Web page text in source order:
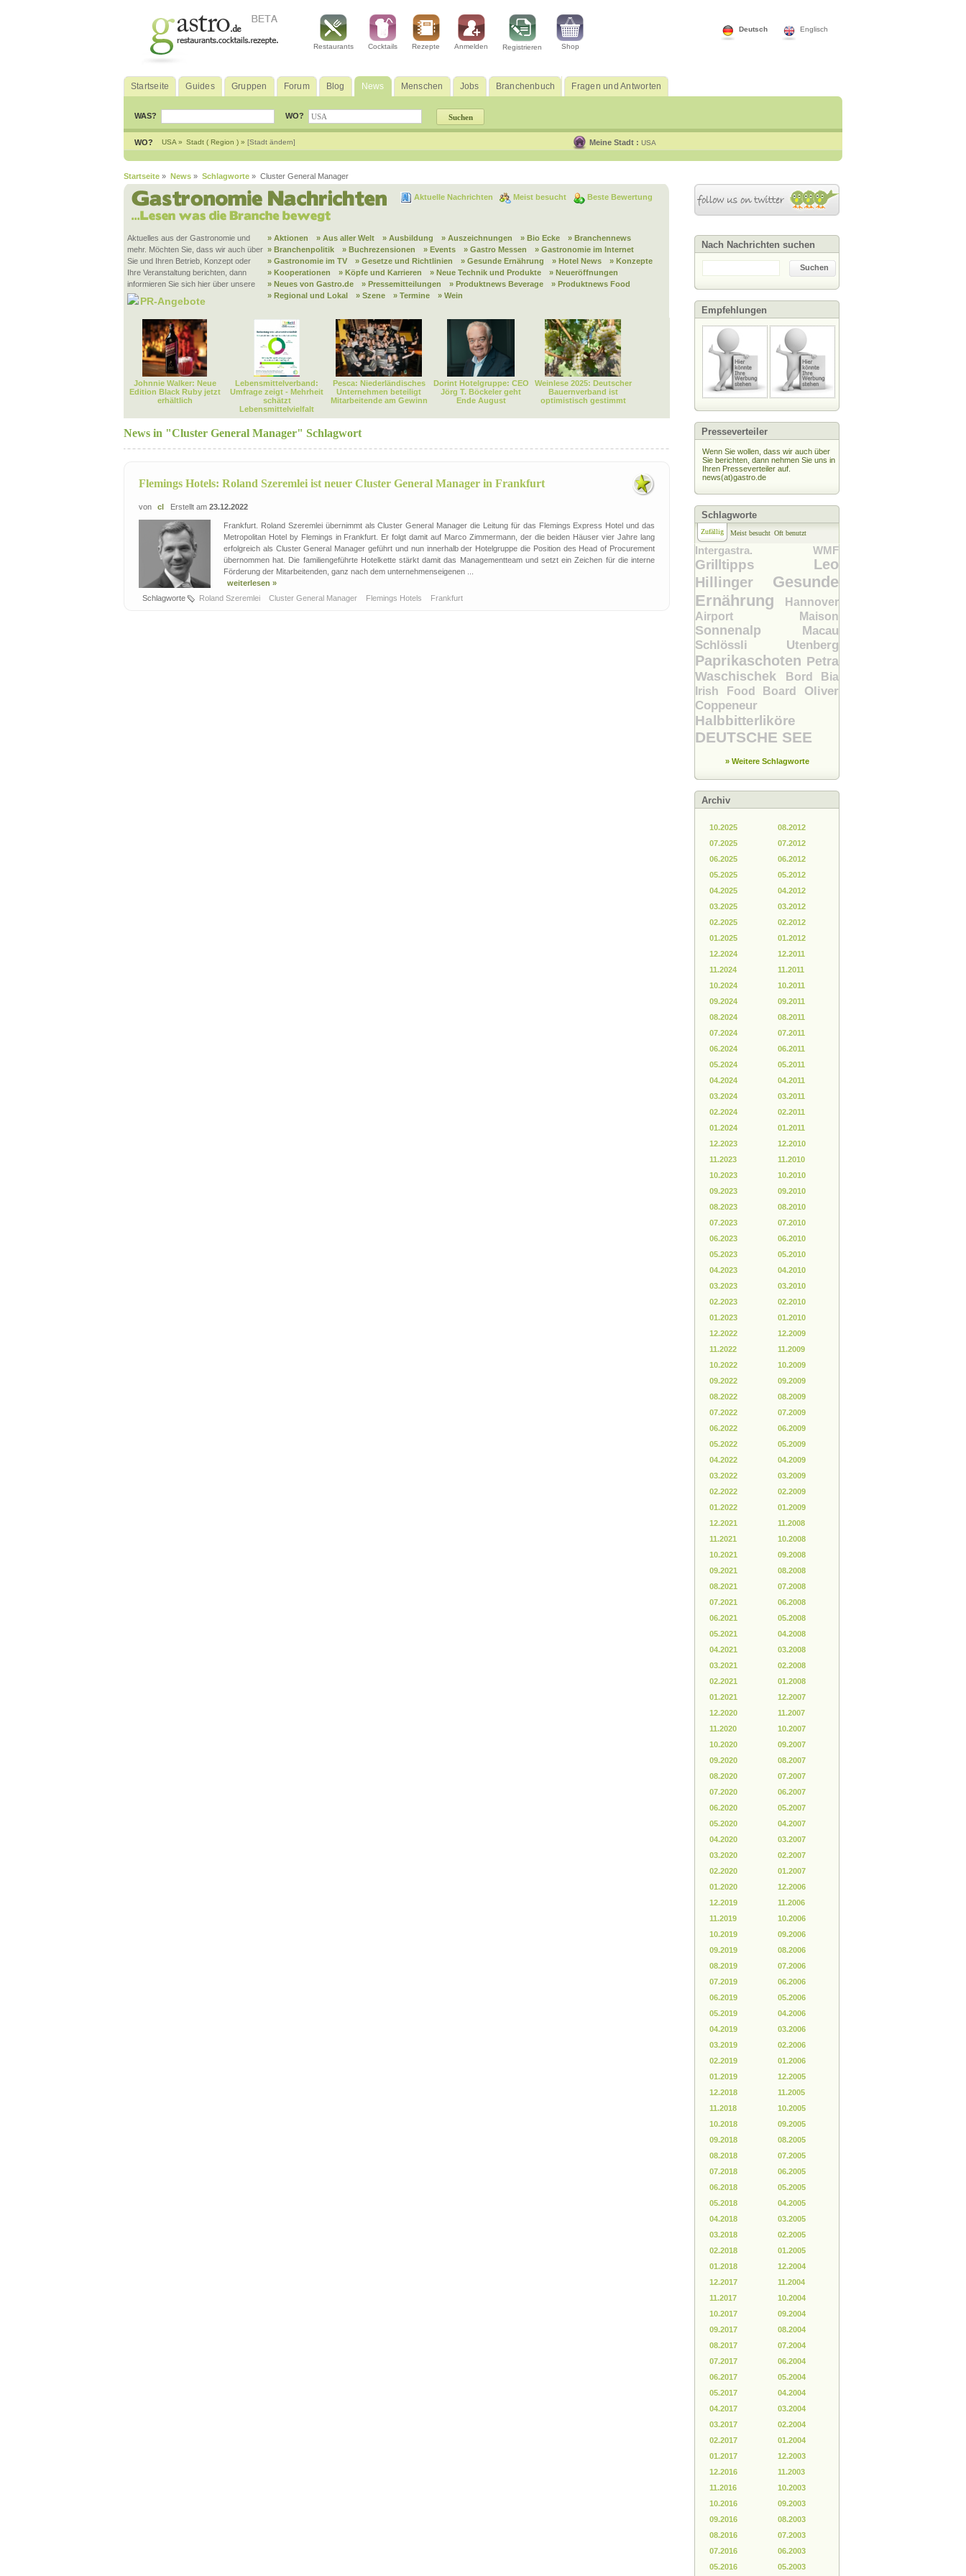
Englisch
Deutsch
Restaurants Cocktails Rezepte Anmelden Registrieren Shop
Startseite Guides Gruppen Forum Blog News Menschen Jobs Branchenbuch Fragen und Antworten
WAS? WO?
WO? USA » Stadt ( Region ) » [Stadt ändern] Meine Stadt : USA
Startseite » News » Schlagworte » Cluster General Manager
Aktuelle Nachrichten Meist besucht Beste Bewertung
Aktuelles aus der Gastronomie und
mehr. Möchten Sie, dass wir auch über
Sie und Ihren Betrieb, Konzept oder
Ihre Veranstaltung berichten, dann
informieren Sie sich hier über unsere
PR-Angebote
» Aktionen » Aus aller Welt » Ausbildung » Auszeichnungen » Bio Ecke
» Branchennews
» Branchenpolitik
» Buchrezensionen » Events » Gastro Messen
» Gastronomie im Internet
» Gastronomie im TV
» Gesetze und Richtlinien » Gesunde Ernährung » Hotel News
» Konzepte
» Kooperationen
» Köpfe und Karrieren » Neue Technik und Produkte
» Neueröffnungen
» Neues von Gastro.de
» Pressemitteilungen » Produktnews Beverage
» Produktnews Food
» Regional und Lokal
» Szene » Termine » Wein
Johnnie Walker: Neue
Edition Black Ruby jetzt
erhältlich
Lebensmittelverband:
Umfrage zeigt - Mehrheit
schätzt
Lebensmittelvielfalt
Pesca: Niederländisches
Unternehmen beteiligt
Mitarbeitende am Gewinn
Dorint Hotelgruppe: CEO
Jörg T. Böckeler geht
Ende August
Weinlese 2025: Deutscher
Bauernverband ist
optimistisch gestimmt
News in "Cluster General Manager" Schlagwort
Flemings Hotels: Roland Szeremlei ist neuer Cluster General Manager in Frankfurt
von cl Erstellt am 23.12.2022
Frankfurt. Roland Szeremlei übernimmt als Cluster General Manager die Leitung für das Flemings Express Hotel und das
Metropolitan Hotel by Flemings in Frankfurt. Er folgt damit auf Marco Zimmermann, der die beiden Häuser vier Jahre lang
erfolgreich als Cluster General Manager geführt und nun innerhalb der Hotelgruppe die Position des Head of Procurement
übernommen hat. Die familiengeführte Hotelkette stärkt damit das Managementteam und setzt ein Zeichen für die interne
Förderung der Mitarbeitenden, ganz nach dem unternehmenseigenen ...
weiterlesen »
Schlagworte
Roland Szeremlei Cluster General Manager Flemings Hotels Frankfurt
Nach Nachrichten suchen
Suchen
Empfehlungen
Presseverteiler
Wenn Sie wollen, dass wir auch über
Sie berichten, dann nehmen Sie uns in
Ihren Presseverteiler auf.
news(at)gastro.de
Schlagworte
Zufällig Meist besucht Oft benutzt
Intergastra. WMF
Grilltipps Leo
Hillinger Gesunde
Ernährung
Hannover
Airport
Maison
Sonnenalp Macau
Schlössli Utenberg
Paprikaschoten Petra
Waschischek
Bord Bia
Irish Food Board Oliver
Coppeneur
Halbbitterliköre
DEUTSCHE SEE
» Weitere Schlagworte
Archiv
10.2025
07.2025
06.2025
05.2025
04.2025
03.2025
02.2025
01.2025
12.2024
11.2024
10.2024
09.2024
08.2024
07.2024
06.2024
05.2024
04.2024
03.2024
02.2024
01.2024
12.2023
11.2023
10.2023
09.2023
08.2023
07.2023
06.2023
05.2023
04.2023
03.2023
02.2023
01.2023
12.2022
11.2022
10.2022
09.2022
08.2022
07.2022
06.2022
05.2022
04.2022
03.2022
02.2022
01.2022
12.2021
11.2021
10.2021
09.2021
08.2021
07.2021
06.2021
05.2021
04.2021
03.2021
02.2021
01.2021
12.2020
11.2020
10.2020
09.2020
08.2020
07.2020
06.2020
05.2020
04.2020
03.2020
02.2020
01.2020
12.2019
11.2019
10.2019
09.2019
08.2019
07.2019
06.2019
05.2019
04.2019
03.2019
02.2019
01.2019
12.2018
11.2018
10.2018
09.2018
08.2018
07.2018
06.2018
05.2018
04.2018
03.2018
02.2018
01.2018
12.2017
11.2017
10.2017
09.2017
08.2017
07.2017
06.2017
05.2017
04.2017
03.2017
02.2017
01.2017
12.2016
11.2016
10.2016
09.2016
08.2016
07.2016
05.2016
08.2012
07.2012
06.2012
05.2012
04.2012
03.2012
02.2012
01.2012
12.2011
11.2011
10.2011
09.2011
08.2011
07.2011
06.2011
05.2011
04.2011
03.2011
02.2011
01.2011
12.2010
11.2010
10.2010
09.2010
08.2010
07.2010
06.2010
05.2010
04.2010
03.2010
02.2010
01.2010
12.2009
11.2009
10.2009
09.2009
08.2009
07.2009
06.2009
05.2009
04.2009
03.2009
02.2009
01.2009
11.2008
10.2008
09.2008
08.2008
07.2008
06.2008
05.2008
04.2008
03.2008
02.2008
01.2008
12.2007
11.2007
10.2007
09.2007
08.2007
07.2007
06.2007
05.2007
04.2007
03.2007
02.2007
01.2007
12.2006
11.2006
10.2006
09.2006
08.2006
07.2006
06.2006
05.2006
04.2006
03.2006
02.2006
01.2006
12.2005
11.2005
10.2005
09.2005
08.2005
07.2005
06.2005
05.2005
04.2005
03.2005
02.2005
01.2005
12.2004
11.2004
10.2004
09.2004
08.2004
07.2004
06.2004
05.2004
04.2004
03.2004
02.2004
01.2004
12.2003
11.2003
10.2003
09.2003
08.2003
07.2003
06.2003
05.2003